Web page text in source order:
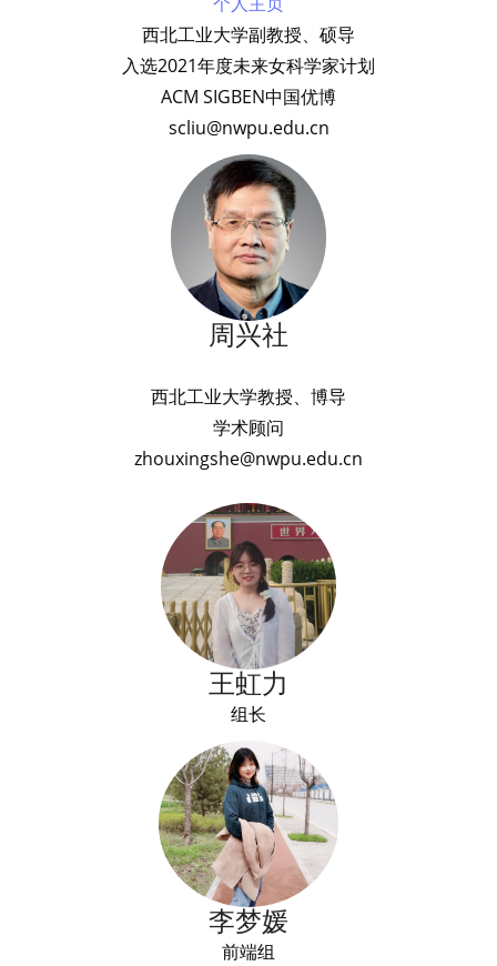
西北工业大学副教授、硕导
入选2021年度未来女科学家计划
ACM SIGBEN中国优博
scliu@nwpu.edu.cn
周兴社
西北工业大学教授、博导
学术顾问
zhouxingshe@nwpu.edu.cn
王虹力
组长
李梦媛
前端组